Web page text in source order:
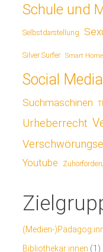
Schule und
Selbstdarstellung
Silver Surfer Smart Home
Social Media
Suchmaschinen
Urheberrecht
Youtube
(Medien-
Bibliothekar:innen (1)